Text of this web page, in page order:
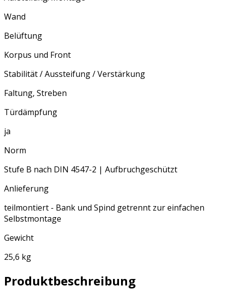
Wand
Belüftung
Korpus und Front
Stabilität / Aussteifung / Verstärkung
Faltung, Streben
Türdämpfung
ja
Norm
Stufe B nach DIN 4547-2 | Aufbruchgeschützt
Anlieferung
teilmontiert - Bank und Spind getrennt zur einfachen
Selbstmontage
Gewicht
25,6 kg
Produktbeschreibung